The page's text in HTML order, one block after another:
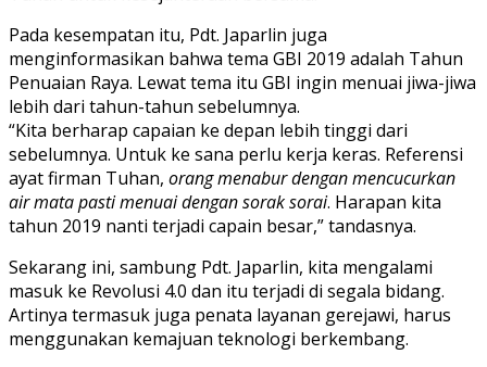
Pada kesempatan itu, Pdt. Japarlin juga
menginformasikan bahwa tema GBI 2019 adalah Tahun
Penuaian Raya. Lewat tema itu GBI ingin menuai jiwa-jiwa
lebih dari tahun-tahun sebelumnya.
“Kita berharap capaian ke depan lebih tinggi dari
sebelumnya. Untuk ke sana perlu kerja keras. Referensi
ayat firman Tuhan, orang menabur dengan mencucurkan
air mata pasti menuai dengan sorak sorai. Harapan kita
tahun 2019 nanti terjadi capain besar,” tandasnya.
Sekarang ini, sambung Pdt. Japarlin, kita mengalami
masuk ke Revolusi 4.0 dan itu terjadi di segala bidang.
Artinya termasuk juga penata layanan gerejawi, harus
menggunakan kemajuan teknologi berkembang.